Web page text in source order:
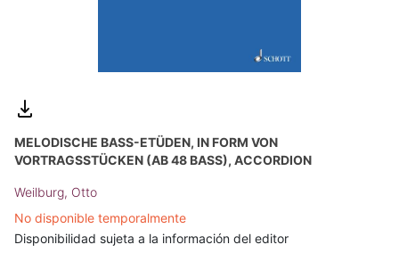
MELODISCHE BASS-ETÜDEN, IN FORM VON
VORTRAGSSTÜCKEN (AB 48 BASS), ACCORDION
Weilburg, Otto
No disponible temporalmente
Disponibilidad sujeta a la información del editor